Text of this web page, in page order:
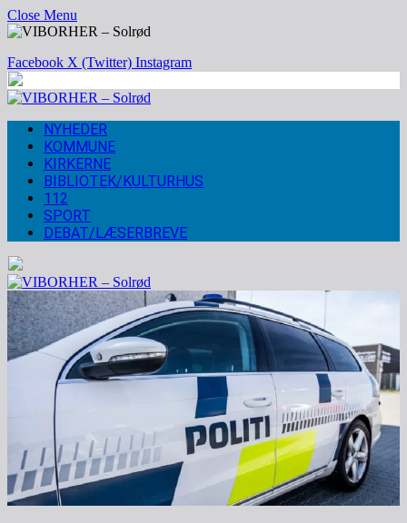
Close Menu
Facebook X (Twitter) Instagram
NYHEDER
KOMMUNE
KIRKERNE
BIBLIOTEK/KULTURHUS
112
SPORT
DEBAT/LÆSERBREVE